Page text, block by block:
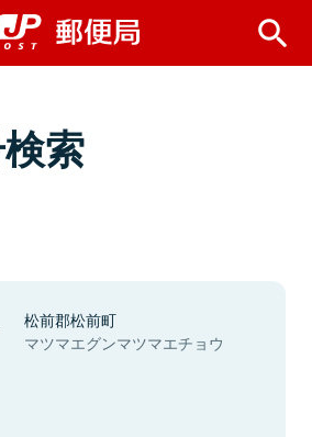
索
松前郡松前町
マツマエグンマツマエチョウ